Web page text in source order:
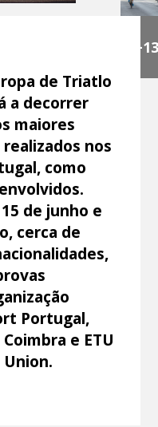
+13
de Triatlo
a decorrer
maiores
nos
como
de junho e
cerca de
Portugal,
e ETU